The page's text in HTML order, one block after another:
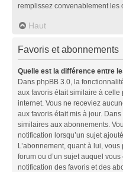
remplissez convenablement les
Haut
Favoris et abonnements
Quelle est la différence entre
Dans phpBB 3.0, la
aux favoris était similaire à
internet. Vous ne receviez
aux favoris était mis à jour.
similaires aux abonnements.
notification lorsqu’un sujet
L’abonnement, quant à lui,
forum ou d’un sujet auquel
notification des favoris et des